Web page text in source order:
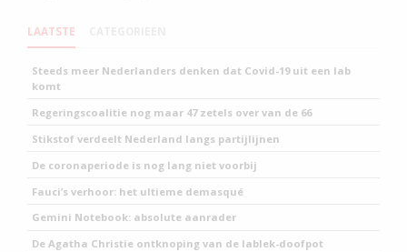
LAATSTE
Steeds meer Nederlanders denken dat Covid-19 uit een lab
komt
Regeringscoalitie nog maar 47 zetels over van de 66
Stikstof verdeelt Nederland langs partijlijnen
De coronaperiode is nog lang niet voorbij
Fauci’s verhoor: het ultieme demasqué
Gemini Notebook: absolute aanrader
De Agatha Christie ontknoping van de lablek-doofpot